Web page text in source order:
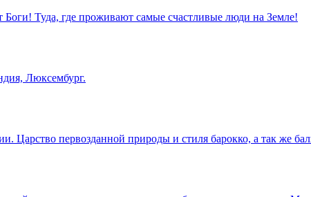
Туда, где проживают самые счастливые люди на Земле!
Люксембург.
Царство первозданной природы и стиля барокко, а так же